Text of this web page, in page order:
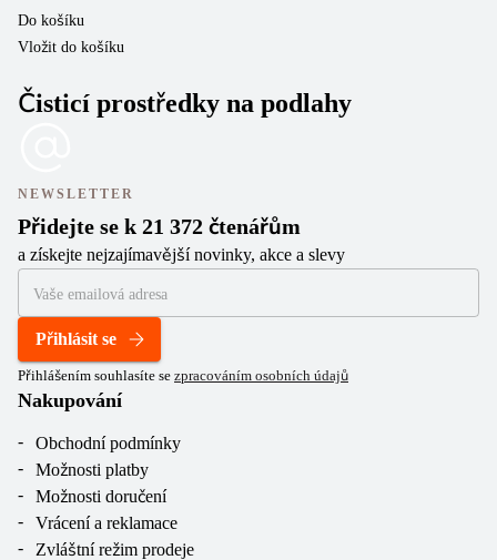
Do košíku
Vložit do košíku
Čisticí prostředky na podlahy
NEWSLETTER
Přidejte se k 21 372 čtenářům
a získejte nejzajímavější novinky, akce a slevy
Přihlásit se
Přihlášením souhlasíte se zpracováním osobních údajů
Nakupování
Obchodní podmínky
Možnosti platby
Možnosti doručení
Vrácení a reklamace
Zvláštní režim prodeje